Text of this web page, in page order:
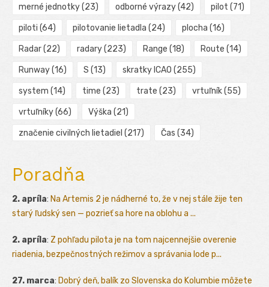
merné jednotky(23) odborné výrazy(42) pilot (71)
piloti (64) pilotovanie lietadla (24) plocha (16)
Radar(22) radary(223) Range (18) Route (14)
Runway(16) S (13) skratky ICAO (255)
system (14) time (23) trate (23) vrtuľník(55)
vrtuľníky(66) Výška (21)
značenie civilných lietadiel (217) Čas (34)
Poradňa
2. apríla: Na Artemis 2 je nádherné to, že v nej stále žije ten
starý ľudský sen — pozrieť sa hore na oblohu a ...
2. apríla: Z pohľadu pilota je na tom najcennejšie overenie
riadenia, bezpečnostných režimov a správania lode p...
27. marca: Dobrý deň, balík zo Slovenska do Kolumbie môžete